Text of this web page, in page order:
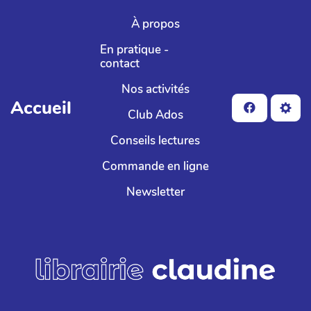
Aller au contenu principal
Accueil
À propos
En pratique -
contact
Nos activités
Club Ados
Conseils lectures
Commande en ligne
Newsletter